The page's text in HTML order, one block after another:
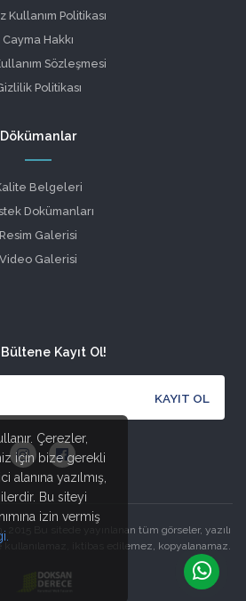
Çerezler,
için bize gerekli
alanına yazılmış,
Bu siteyi
izin vermiş
Kullanım Politikası
Cayma Hakkı
Sözleşmesi
Politikası
Dökümanlar
Belgeleri
Dokümanları
Resim Galerisi
Video Galerisi
Kayıt Ol!
Bu sitede yayınlanan tüm görseler, yazılı
kullanılamaz, iktibas edilemez, kopyalanamaz.